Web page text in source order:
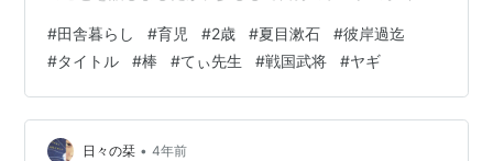
いいか分からず、本文中から単語を抜き出すのみ。平
凡。ひねりの無さ。笑 …どうして私って、自分のことは
棚の上にあげて物を見る癖があるんでしょうね。 しかも
今回の相手に限っては、文学会のディフェンディングチ
ャンピョン、夏目漱石様に対してでした！爆 身の程知ら
#田舎暮らし #育児 #2歳 #夏目漱石 #彼岸過迄
#タイトル #棒 #てぃ先生 #戦国武将 #ヤギ
日々の栞 • 4年前